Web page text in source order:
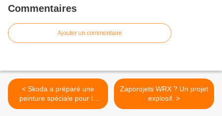
Commentaires
Ajouter un commentaire
< Skoda a préparé une
peinture spéciale pour le
couronnement du roi
Zaporojets WRX ? Un projet
explosif. >